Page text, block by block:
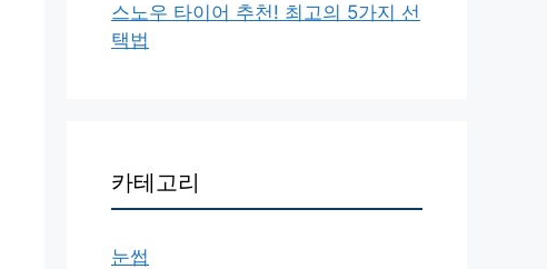
스노우 타이어 추천! 최고의 5가지 선
택법
카테고리
눈썹